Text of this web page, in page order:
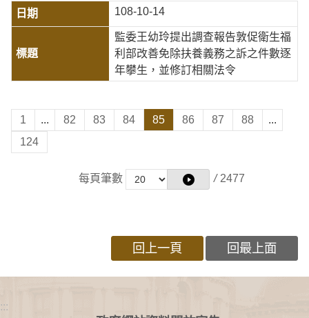
108-10-14
監委王幼玲提出調查報告敦促衛生福
利部改善免除扶養義務之訴之件數逐
年攀生，並修訂相關法令
1 ... 82 83 84 85 86 87 88
...
124
每頁筆數 / 2477
回上一頁 回最上面
:::